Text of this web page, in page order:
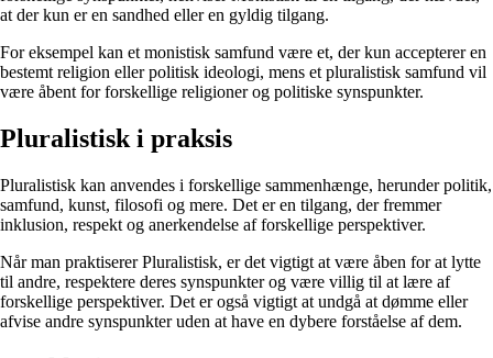
at der kun er en sandhed eller en gyldig tilgang.
For eksempel kan et monistisk samfund være et, der kun accepterer en
bestemt religion eller politisk ideologi, mens et pluralistisk samfund vil
være åbent for forskellige religioner og politiske synspunkter.
Pluralistisk i praksis
Pluralistisk kan anvendes i forskellige sammenhænge, herunder politik,
samfund, kunst, filosofi og mere. Det er en tilgang, der fremmer
inklusion, respekt og anerkendelse af forskellige perspektiver.
Når man praktiserer Pluralistisk, er det vigtigt at være åben for at lytte
til andre, respektere deres synspunkter og være villig til at lære af
forskellige perspektiver. Det er også vigtigt at undgå at dømme eller
afvise andre synspunkter uden at have en dybere forståelse af dem.